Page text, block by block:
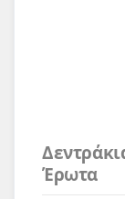
Έρωτα